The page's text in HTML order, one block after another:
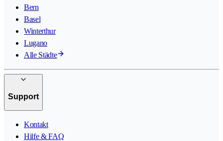
Bern
Basel
Winterthur
Lugano
Alle Städte
Support
Kontakt
Hilfe & FAQ